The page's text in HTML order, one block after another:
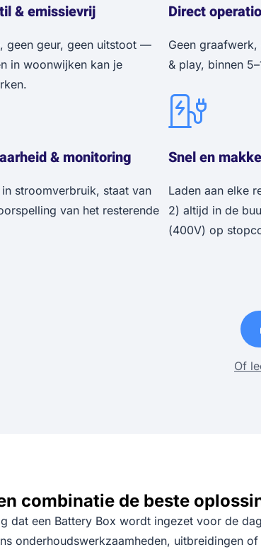
& emissievrij
geen geur, geen uitstoot —
in woonwijken kan je
Direct
Geen graafwerk,
& play, binnen
& monitoring
stroomverbruik, staat van
van het resterende
Snel en
Laden aan elke
2) altijd in de
(400V) op
Of
combinatie de beste
dat een Battery Box wordt ingezet voor de
onderhoudswerkzaamheden, uitbreidingen